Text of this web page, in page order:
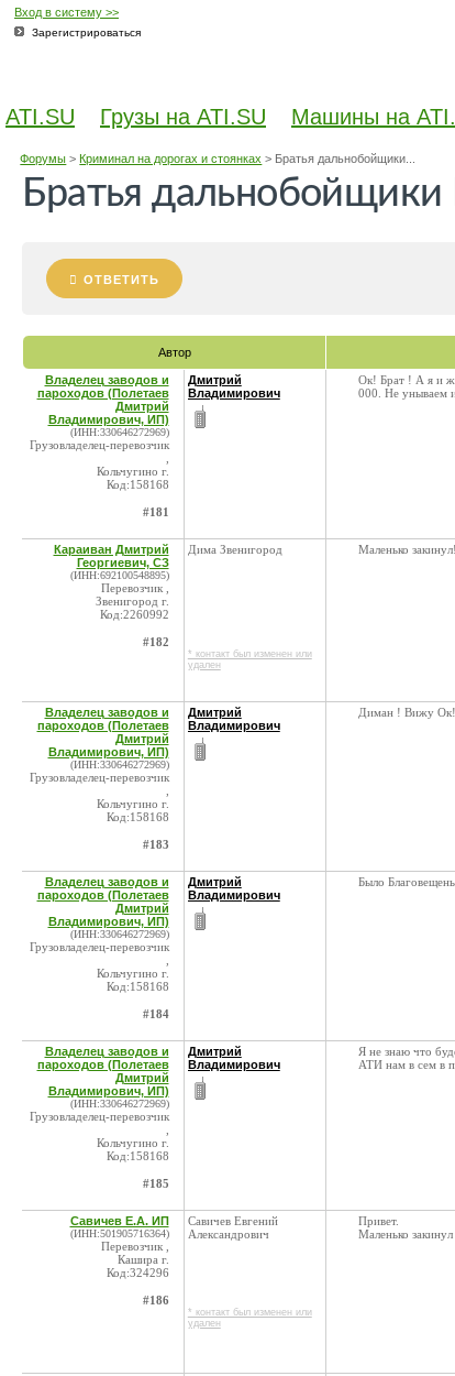
Вход в систему >>
Зарегистрироваться
ATI.SU Грузы на ATI.SU Машины на
Форумы >Криминал на дорогах и стоянках > Братья дальнобойщики...
Братья
ОТВЕТИТЬ
Автор
Владелец заводов и
пароходов (Полетаев
Дмитрий
Владимирович, ИП)
(ИНН:330646272969)
Грузовладелец-перевозчик
Кольчугино г.
Код:158168
#181
Дмитрий
Владимирович
Ок! Брат ! А я и
000. Не унываем
Караиван Дмитрий
Георгиевич, СЗ
(ИНН:692100548895)
Перевозчик ,
Звенигород г.
Код:2260992
#182
Дима Звенигород
* контакт был изменен или
удален
Маленько
Владелец заводов и
пароходов (Полетаев
Дмитрий
Владимирович, ИП)
(ИНН:330646272969)
Грузовладелец-перевозчик
Кольчугино г.
Код:158168
#183
Дмитрий
Владимирович
Диман ! Вижу Ок!
Владелец заводов и
пароходов (Полетаев
Дмитрий
Владимирович, ИП)
(ИНН:330646272969)
Грузовладелец-перевозчик
Кольчугино г.
Код:158168
#184
Дмитрий
Владимирович
Было
Владелец заводов и
пароходов (Полетаев
Дмитрий
Владимирович, ИП)
(ИНН:330646272969)
Грузовладелец-перевозчик
Кольчугино г.
Код:158168
#185
Дмитрий
Владимирович
Я не знаю что
АТИ нам в сем в
Савичев Е.А. ИП
(ИНН:501905716364)
Перевозчик ,
Кашира г.
Код:324296
#186
Савичев Евгений
Александрович
* контакт был изменен или
удален
Привет.
Маленько закинул